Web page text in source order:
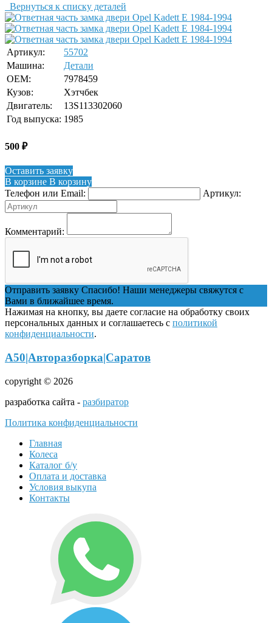
Вернуться к списку деталей
Артикул:
55702
Машина:
Детали
OEM:
7978459
Кузов:
Хэтчбек
Двигатель:
13S113302060
Год выпуска: 1985
500 ₽
Оставить заявку
В корзине В корзину
Телефон или Email:
Артикул:
Комментарий:
Отправить заявку Спасибо! Наши менеджеры свяжутся с
Вами в ближайшее время.
Нажимая на кнопку, вы даете согласие на обработку своих
персональных данных и соглашаетесь с политикой
конфиденциальности.
А50|Авторазборка|Саратов
copyright © 2026
разработка сайта - разбиратор
Политика конфиденциальности
Главная
Колеса
Каталог б/у
Оплата и доставка
Условия выкупа
Контакты